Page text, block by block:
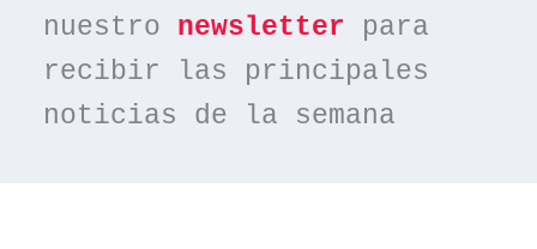
nuestro newsletter para
recibir las principales
noticias de la semana